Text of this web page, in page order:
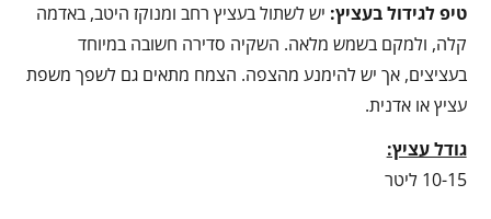
טיפ לגידול בעציץ: יש לשתול בעציץ רחב ומנוקז היטב, באדמה
קלה, ולמקם בשמש מלאה. השקיה סדירה חשובה במיוחד
בעציצים, אך יש להימנע מהצפה. הצמח מתאים גם לשפך משפת
עציץ או אדנית.
גודל עציץ:
10-15 ליטר